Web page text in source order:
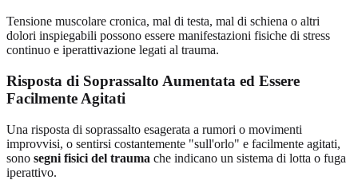
Tensione muscolare cronica, mal di testa, mal di schiena o altri
dolori inspiegabili possono essere manifestazioni fisiche di stress
continuo e iperattivazione legati al trauma.
Risposta di Soprassalto Aumentata ed Essere
Facilmente Agitati
Una risposta di soprassalto esagerata a rumori o movimenti
improvvisi, o sentirsi costantemente "sull'orlo" e facilmente agitati,
sono segni fisici del trauma che indicano un sistema di lotta o fuga
iperattivo.